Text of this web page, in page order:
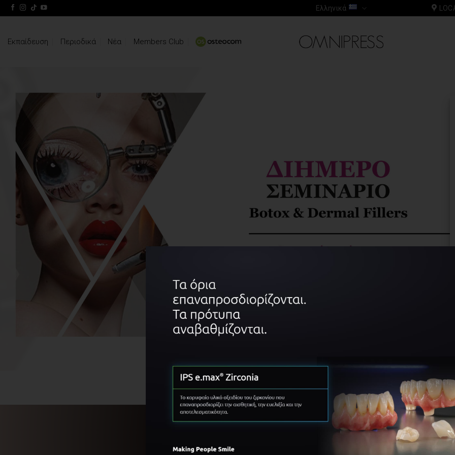
Skip
Ελληνικά
Εκπαίδευση Περιοδικά Νέα Members Club
ΠΡΌΓΡΑΜΜΑ
Πληροφορίες